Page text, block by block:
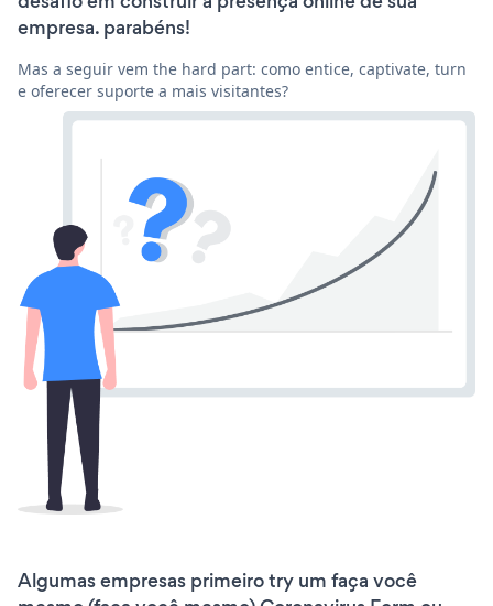
empresa. parabéns!
Mas a seguir vem the hard part: como entice, captivate, turn
e oferecer suporte a mais visitantes?
Algumas empresas primeiro try um faça você